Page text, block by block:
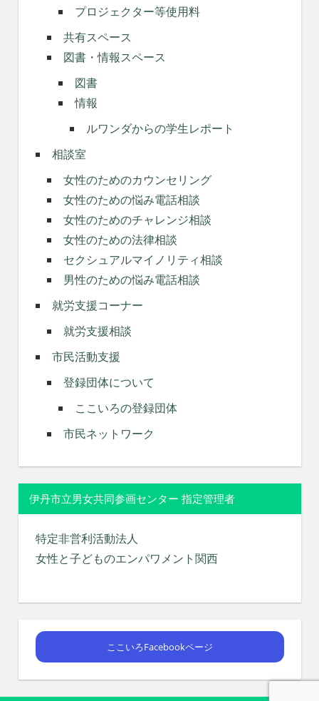
プロジェクター等使用料
共有スペース
図書・情報スペース
図書
情報
ルワンダからの学生レポート
相談室
女性のためのカウンセリング
女性のための悩み電話相談
女性のためのチャレンジ相談
女性のための法律相談
セクシュアルマイノリティ相談
男性のための悩み電話相談
就労支援コーナー
就労支援相談
市民活動支援
登録団体について
ここいろの登録団体
市民ネットワーク
伊丹市立男女共同参画センター 指定管理者
特定非営利活動法人
女性と子どものエンパワメント関西
ここいろFacebookページ